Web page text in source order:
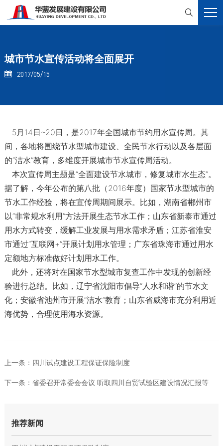

城市节水宣传活动将全面展开
 2017/05/15
5月14日~20日，是2017年全国城市节约用水宣传周。其
间，各地将围绕节水型城市建设、全民节水行动以及各层面
的“洁水”教育，多维度开展城市节水宣传周活动。
本次宣传周主题是“全面建设节水城市，修复城市水生态”。
据了解，今年公布的第八批（2016年度）国家节水型城市的
节水工作经验，将在宣传周期间展示。比如，湖南省郴州市
以“非常规水利用”方法开展生态节水工作；山东省新泰市通过
用水方式转变，缓解工业发展与用水需求矛盾；江苏省淮安
市通过“互联网+”开展计划用水管理；广东省珠海市通过用水
定额地方标准做好计划用水工作。
此外，还将对在国家节水型城市复查工作中发现的创新经
验进行总结。比如，辽宁省沈阳市倡导“人水和谐”的节水文
化；安徽省池州市开展“洁水”教育；山东省威海市充分利用近
海优势，合理使用海水资源。
上一条： 四川试点建设工程保证保险制度
下一条： 省委召开常委会会议 听取四川自贸试验区建设情况汇报等
推荐新闻